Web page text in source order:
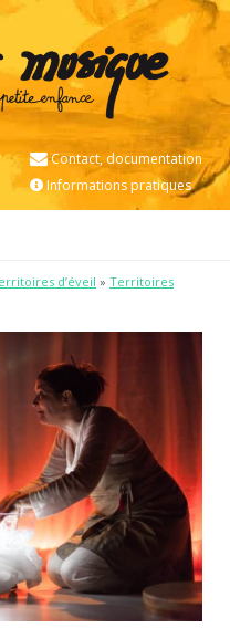
Contact, documentation
Informations pratiques
d’éveil » Territoires